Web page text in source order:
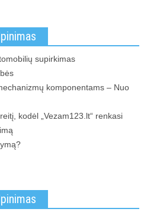
supirkimas
komponentams – Nuo
kodėl „Vezam123.lt“ renkasi